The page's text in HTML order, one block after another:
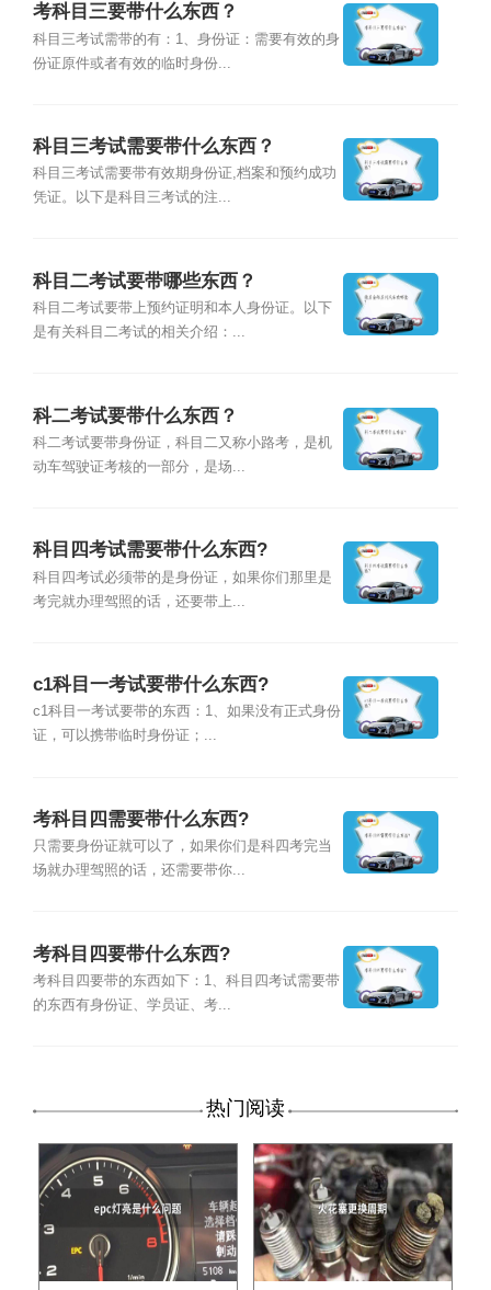
考科目三要带什么东西？
科目三考试需带的有：1、身份证：需要有效的身
份证原件或者有效的临时身份...
科目三考试需要带什么东西？
科目三考试需要带有效期身份证,档案和预约成功
凭证。以下是科目三考试的注...
科目二考试要带哪些东西？
科目二考试要带上预约证明和本人身份证。以下
是有关科目二考试的相关介绍：...
科二考试要带什么东西？
科二考试要带身份证，科目二又称小路考，是机
动车驾驶证考核的一部分，是场...
科目四考试需要带什么东西?
科目四考试必须带的是身份证，如果你们那里是
考完就办理驾照的话，还要带上...
c1科目一考试要带什么东西?
c1科目一考试要带的东西：1、如果没有正式身份
证，可以携带临时身份证；...
考科目四需要带什么东西?
只需要身份证就可以了，如果你们是科四考完当
场就办理驾照的话，还需要带你...
考科目四要带什么东西?
考科目四要带的东西如下：1、科目四考试需要带
的东西有身份证、学员证、考...
热门阅读